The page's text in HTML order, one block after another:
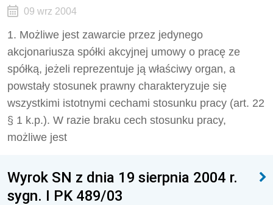
09 wrz 2004
1. Możliwe jest zawarcie przez jedynego
akcjonariusza spółki akcyjnej umowy o pracę ze
spółką, jeżeli reprezentuje ją właściwy organ, a
powstały stosunek prawny charakteryzuje się
wszystkimi istotnymi cechami stosunku pracy (art. 22
§ 1 k.p.). W razie braku cech stosunku pracy,
możliwe jest
Wyrok SN z dnia 19 sierpnia 2004 r.
sygn. I PK 489/03